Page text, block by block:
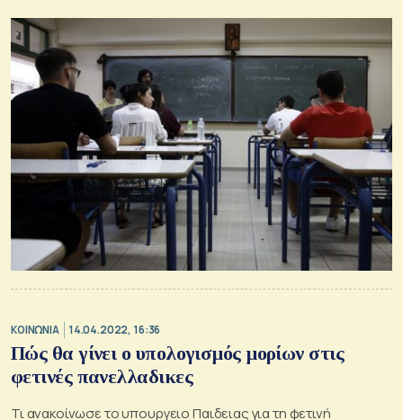
ΚΟΙΝΩΝΙΑ 14.04.2022, 16:36
Πώς θα γίνει ο υπολογισμός μορίων στις
φετινές πανελλαδικες
Τι ανακοίνωσε το υπουργειο Παιδειας για τη φετινή